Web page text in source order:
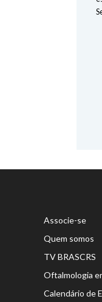
Associe-se
Quem somos
TV BRASCRS
Oftalmologia
Calendário de